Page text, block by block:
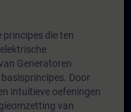
die ten
Generatoren
Door
intuïtieve oefeningen
van